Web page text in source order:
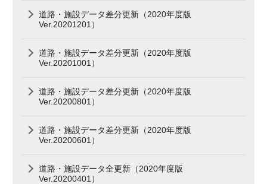
道路・施設データ差分更新（2020年度版
Ver.20201201）
道路・施設データ差分更新（2020年度版
Ver.20201001）
道路・施設データ差分更新（2020年度版
Ver.20200801）
道路・施設データ差分更新（2020年度版
Ver.20200601）
道路・施設データ全更新（2020年度版
Ver.20200401）